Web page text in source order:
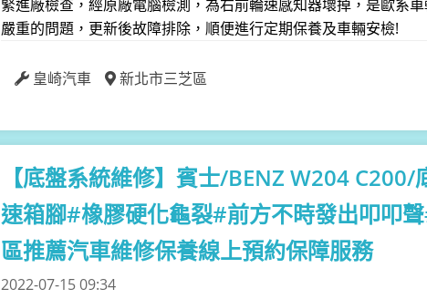
緊進廠檢查，經原廠電腦檢測，為右前輪速感知器壞掉，是歐系
嚴重的問題，更新後故障排除，順便進行定期保養及車輛安檢!
皇崎汽車 新北市三芝區
【底盤系統維修】賓士/BENZ W204 C200/
速箱腳#橡膠硬化龜裂#前方不時發出叩叩
區推薦汽車維修保養線上預約保障服務
2022-07-15 09:34